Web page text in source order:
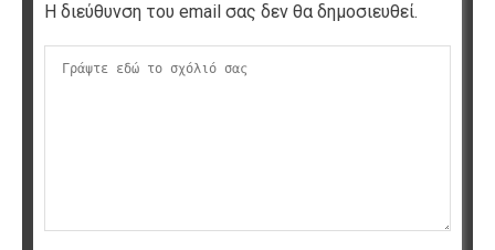
Η διεύθυνση του email σας δεν θα δημοσιευθεί.